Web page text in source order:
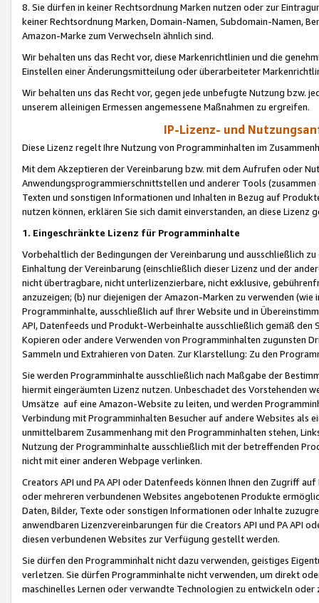
8. Sie dürfen in keiner Rechtsordnung Marken nutzen oder zur
keiner Rechtsordnung Marken, Domain-Namen, Subdomain-Namen,
Amazon-Marke zum Verwechseln ähnlich sind.
Wir behalten uns das Recht vor, diese Markenrichtlinien und die
Einstellen einer Änderungsmitteilung oder überarbeiteter
Wir behalten uns das Recht vor, gegen jede unbefugte Nutzung bzw.
unserem alleinigen Ermessen angemessene Maßnahmen zu ergreifen.
IP-Lizenz- und
Diese Lizenz regelt Ihre Nutzung von Programminhalten im
Mit dem Akzeptieren der Vereinbarung bzw. mit dem Aufrufen oder
Anwendungsprogrammierschnittstellen und anderer Tools (zusammen
Texten und sonstigen Informationen und Inhalten in Bezug auf
nutzen können, erklären Sie sich damit einverstanden, an diese Lizenz
1. Eingeschränkte Lizenz für Programminhalte
Vorbehaltlich der Bedingungen der Vereinbarung und ausschließlich
Einhaltung der Vereinbarung (einschließlich dieser Lizenz und der
nicht übertragbare, nicht unterlizenzierbare, nicht exklusive,
anzuzeigen; (b) nur diejenigen der Amazon-Marken zu verwenden
Programminhalte, ausschließlich auf Ihrer Website und in
API, Datenfeeds und Produkt-Werbeinhalte ausschließlich gemäß
Kopieren oder andere Verwenden von Programminhalten zugunsten
Sammeln und Extrahieren von Daten. Zur Klarstellung: Zu den
Sie werden Programminhalte ausschließlich nach Maßgabe der
hiermit eingeräumten Lizenz nutzen. Unbeschadet des Vorstehenden
Umsätze auf eine Amazon-Website zu leiten, und werden
Verbindung mit Programminhalten Besucher auf andere Websites als
unmittelbarem Zusammenhang mit den Programminhalten stehen,
Nutzung der Programminhalte ausschließlich mit der betreffenden
nicht mit einer anderen Webpage verlinken.
Creators API und PA API oder Datenfeeds können Ihnen den Zugriff
oder mehreren verbundenen Websites angebotenen Produkte
Daten, Bilder, Texte oder sonstigen Informationen oder Inhalte
anwendbaren Lizenzvereinbarungen für die Creators API und PA API
diesen verbundenen Websites zur Verfügung gestellt werden.
Sie dürfen den Programminhalt nicht dazu verwenden, geistiges
verletzen. Sie dürfen Programminhalte nicht verwenden, um direkt
maschinelles Lernen oder verwandte Technologien zu entwickeln